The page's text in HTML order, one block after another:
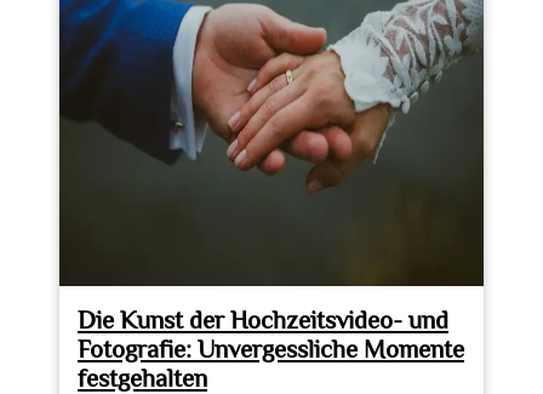
Die Kunst der Hochzeitsvideo- und
Fotografie: Unvergessliche Momente
festgehalten